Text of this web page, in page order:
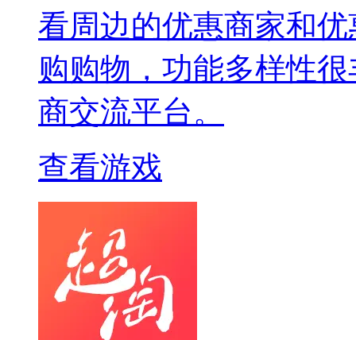
看周边的优惠商家和
购购物，功能多样性
商交流平台。
查看游戏